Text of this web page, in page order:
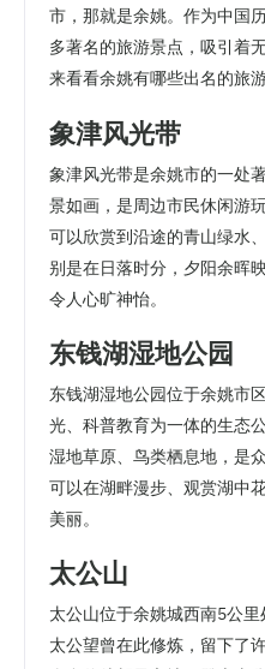
市，那就是余姚。作为中国
多著名的旅游景点，吸引着
来看看余姚有哪些出名的旅
象津风光带
象津风光带是余姚市的一处
景如画，是周边市民休闲游
可以欣赏到沿途的青山绿水
别是在日落时分，夕阳余晖
令人心旷神怡。
东钱湖湿地公园
东钱湖湿地公园位于余姚市
光、科普教育为一体的生态
湿地草原、鸟类栖息地，是
可以在湖畔漫步、观赏湖中
美丽。
太公山
太公山位于余姚城西南5公
太公望曾在此修炼，留下了